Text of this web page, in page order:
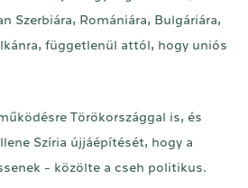
Szerbiára, Romániára, Bulgáriára,
függetlenül attól, hogy uniós
Törökországgal is, és
Szíria újjáépítését, hogy a
- közölte a cseh politikus.